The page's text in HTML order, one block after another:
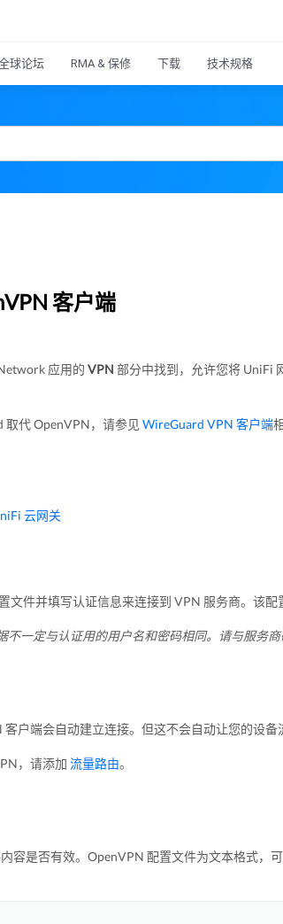
球论坛 RMA & 保修 下载 技术规格
客户端
应用的 VPN 部分中找到，允许您将 UniFi
取代 OpenVPN，请参见 WireGuard VPN 客户端
云网关
文件并填写认证信息来连接到 VPN 服务商。该
不一定与认证用的用户名和密码相同。请与服务
客户端会自动建立连接。但这不会自动让您的设
，请添加 流量路由。
容是否有效。OpenVPN 配置文件为文本格式，